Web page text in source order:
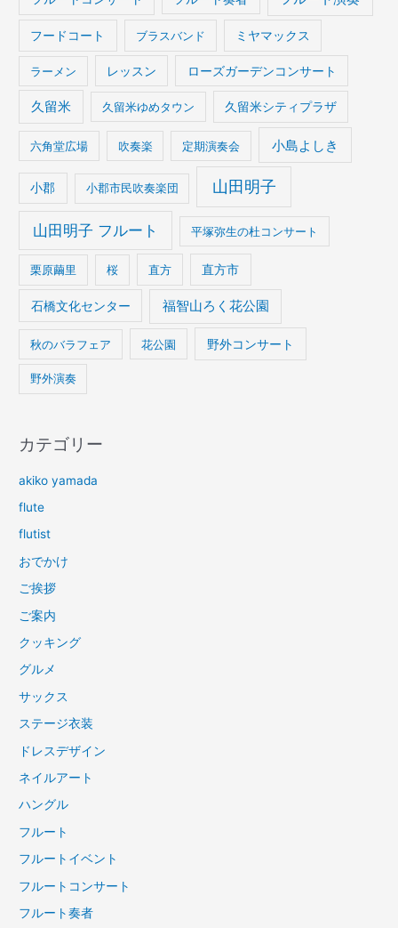
フードコート ブラスバンド ミヤマックス
ラーメン レッスン ローズガーデンコンサート
久留米 久留米ゆめタウン 久留米シティプラザ
六角堂広場 吹奏楽 定期演奏会 小島よしき
小郡 小郡市民吹奏楽団 山田明子
山田明子 フルート 平塚弥生の杜コンサート
栗原繭里 桜 直方 直方市
石橋文化センター 福智山ろく花公園
秋のバラフェア 花公園 野外コンサート
野外演奏
カテゴリー
akiko yamada
flute
flutist
おでかけ
ご挨拶
ご案内
クッキング
グルメ
サックス
ステージ衣装
ドレスデザイン
ネイルアート
ハングル
フルート
フルートイベント
フルートコンサート
フルート奏者